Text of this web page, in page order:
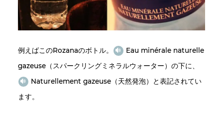
例えばこのRozanaのボトル。
Eau minérale naturelle
gazeuse（スパークリングミネラルウォーター）の下に、
Naturellement gazeuse（天然発泡）と表記されてい
ます。